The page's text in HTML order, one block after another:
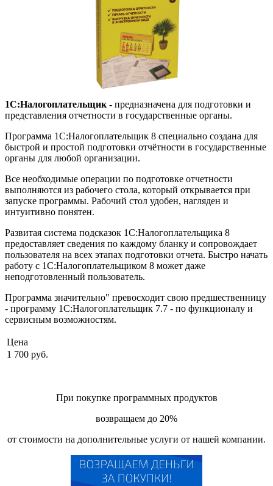
1С:Налогоплательщик - предназначена для подготовки и
представления отчетности в государственные органы.
Программа 1С:Налогоплательщик 8 специально создана для
быстрой и простой подготовки отчётности в государственные
органы для любой организации.
Все необходимые операции по подготовке отчетности
выполняются из рабочего стола, который открывается при
запуске программы. Рабочий стол удобен, нагляден и
интуитивно понятен.
Развитая система подсказок 1С:Налогоплательщика 8
предоставляет сведения по каждому бланку и сопровождает
пользователя на всех этапах подготовки отчета. Быстро начать
работу с 1С:Налогоплательщиком 8 может даже
неподготовленный пользователь.
Программа значительно" превосходит свою предшественницу
- программу 1С:Налогоплательщик 7.7 - по функционалу и
сервисным возможностям.
Цена
1 700 руб.
При покупке программных продуктов
возвращаем до 20%
от стоимости на дополнительные услуги от нашей компании.